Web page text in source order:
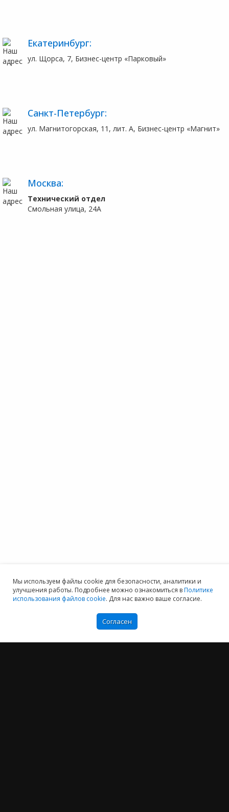
Екатеринбург:
ул. Щорса, 7, Бизнес-центр «Парковый»
Санкт-Петербург:
ул. Магнитогорская, 11, лит. А, Бизнес-центр «Магнит»
Москва:
Технический отдел
Смольная улица, 24А
Мы используем файлы cookie для безопасности, аналитики и
улучшения работы. Подробнее можно ознакомиться вПолитике
использования файлов cookie. Для нас важно ваше согласие.
Согласен